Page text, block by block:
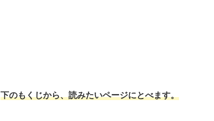
下のもくじから、読みたいページにとべます。